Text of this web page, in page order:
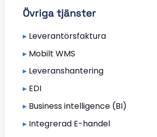
Övriga tjänster
▸ Leverantörsfaktura
▸ Mobilt WMS
▸ Leveranshantering
▸ EDI
▸ Business intelligence (BI)
▸ Integrerad E-handel